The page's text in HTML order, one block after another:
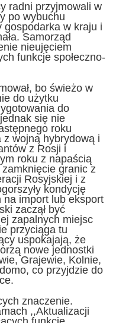
radni przyjmowali w
po wybuchu
gospodarka w kraju i
Samorząd
nieujęciem
funkcje społeczno-
bo świeżo w
do użytku
do
się nie
roku
wojną hybrydową i
z Rosji i
roku z napaścią
granic z
Rosyjskiej i z
kondycję
import lub eksport
zaczął być
zapalnych miejsc
przyciąga tu
uspokajają, że
nowe jednostki
Grajewie, Kolnie,
co przyjdzie do
znaczenie.
,,Aktualizacji